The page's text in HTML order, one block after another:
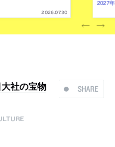
2026.07.30
2027
SHARE
社の宝物